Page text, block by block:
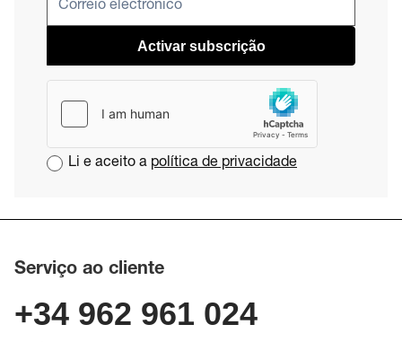
Activar subscrição
Li e aceito a política de privacidade
Serviço ao cliente
+34 962 961 024